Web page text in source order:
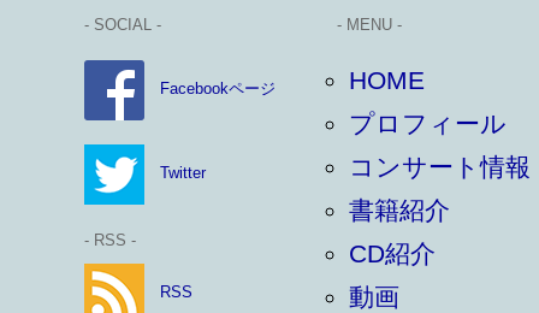
- SOCIAL -
Facebookページ
Twitter
- RSS -
RSS
- MENU -
HOME
プロフィール
コンサート情報
書籍紹介
CD紹介
動画